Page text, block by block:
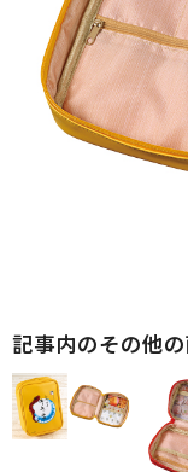
記事内のその他